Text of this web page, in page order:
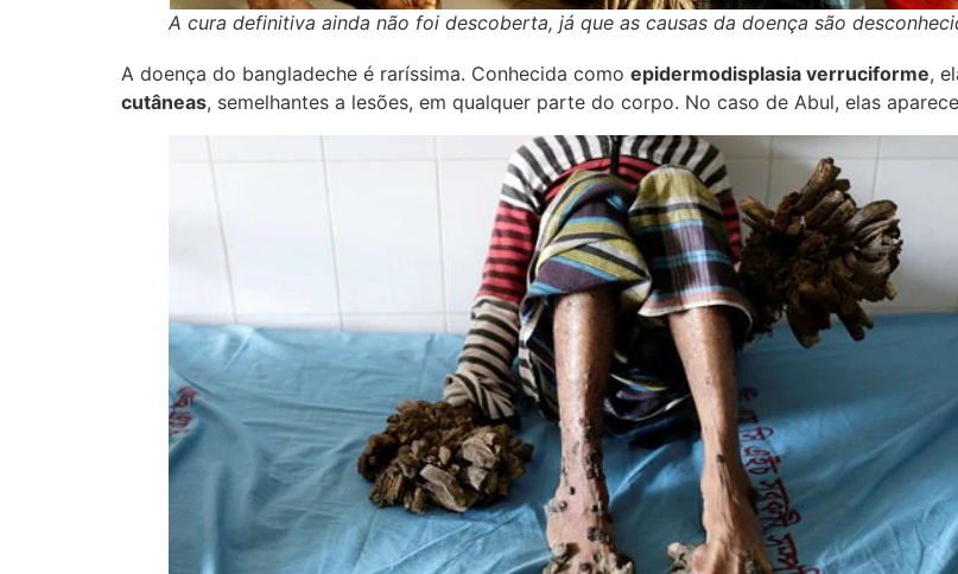
A cura definitiva ainda não foi descoberta, já que as causas da doença são
A doença do bangladeche é raríssima. Conhecida como epidermodisplasia verruciforme,
cutâneas, semelhantes a lesões, em qualquer parte do corpo. No caso de Abul, elas